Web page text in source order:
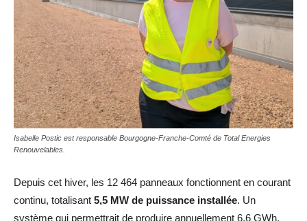
Isabelle Postic est responsable Bourgogne-Franche-Comté de Total Energies
Renouvelables.
Depuis cet hiver, les 12 464 panneaux fonctionnent en courant
continu, totalisant 5,5 MW de puissance installée. Un
système qui permettrait de produire annuellement 6.6 GWh,